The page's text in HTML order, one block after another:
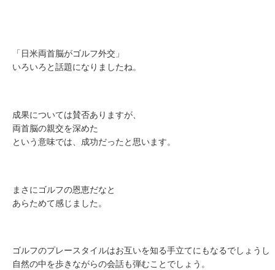
「日米両首脳がゴルフ外交」
いろいろと話題になりましたね。
成果については賛否ありますが、
両首脳の親交を深めた
という意味では、成功だったと思います。
まさにゴルフの恩恵だなと
あらためて感じました。
ゴルフのプレースタイルはお互いを知る手立てにもなるでしょうし
自然の中を歩きながらの会話も弾むことでしょう。